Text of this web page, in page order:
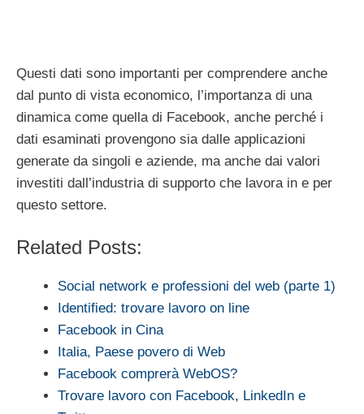
Questi dati sono importanti per comprendere anche
dal punto di vista economico, l’importanza di una
dinamica come quella di Facebook, anche perché i
dati esaminati provengono sia dalle applicazioni
generate da singoli e aziende, ma anche dai valori
investiti dall’industria di supporto che lavora in e per
questo settore.
Related Posts:
Social network e professioni del web (parte 1)
Identified: trovare lavoro on line
Facebook in Cina
Italia, Paese povero di Web
Facebook comprerà WebOS?
Trovare lavoro con Facebook, LinkedIn e